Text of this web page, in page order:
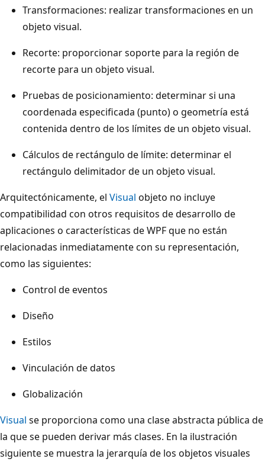
Transformaciones: realizar transformaciones en un
objeto visual.
Recorte: proporcionar soporte para la región de
recorte para un objeto visual.
Pruebas de posicionamiento: determinar si una
coordenada especificada (punto) o geometría está
contenida dentro de los límites de un objeto visual.
Cálculos de rectángulo de límite: determinar el
rectángulo delimitador de un objeto visual.
Arquitectónicamente, el Visual objeto no incluye
compatibilidad con otros requisitos de desarrollo de
aplicaciones o características de WPF que no están
relacionadas inmediatamente con su representación,
como las siguientes:
Control de eventos
Diseño
Estilos
Vinculación de datos
Globalización
Visual se proporciona como una clase abstracta pública de
la que se pueden derivar más clases. En la ilustración
siguiente se muestra la jerarquía de los objetos visuales